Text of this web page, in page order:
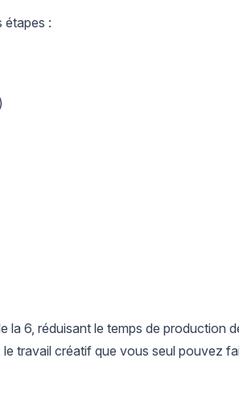
étapes :
la 6, réduisant le temps de production
travail créatif que vous seul pouvez